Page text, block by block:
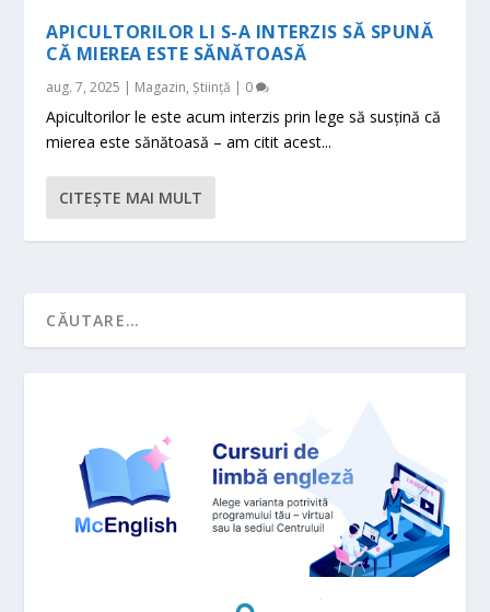
APICULTORILOR LI S-A INTERZIS SĂ SPUNĂ
CĂ MIEREA ESTE SĂNĂTOASĂ
aug. 7, 2025 | Magazin,Știință | 0
Apicultorilor le este acum interzis prin lege să susțină că
mierea este sănătoasă – am citit acest...
CITEŞTE MAI MULT